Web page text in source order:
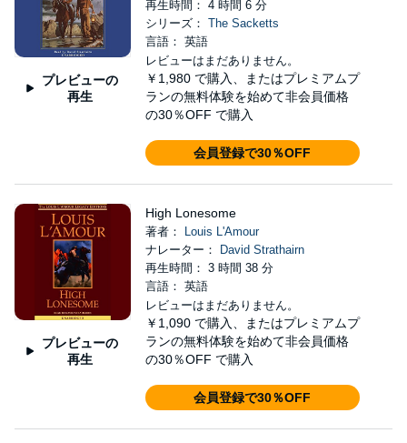
プレビューの
再生
再生時間： 4 時間 6 分
シリーズ： The Sacketts
言語： 英語
レビューはまだありません。
￥1,980 で購入、またはプレミアムプ
ランの無料体験を始めて非会員価格
の30％OFF で購入
会員登録で30％OFF
プレビューの
再生
High Lonesome
著者：
Louis L'Amour
ナレーター：
David Strathairn
再生時間： 3 時間 38 分
言語： 英語
レビューはまだありません。
￥1,090 で購入、またはプレミアムプ
ランの無料体験を始めて非会員価格
の30％OFF で購入
会員登録で30％OFF